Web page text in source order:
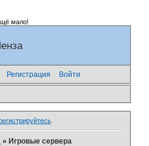
мало!
Регистрация Войти
.
»Игровые сервера